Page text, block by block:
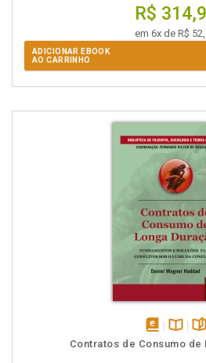
R$
em 6x de R$
ADICIONAR EBOOK
AO CARRINHO
disponível
Contratos de Consumo de